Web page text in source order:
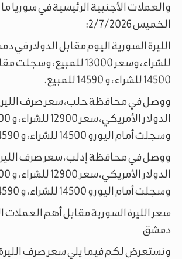
والعملات الأجنبية الرئيسية في سوريا
الخميس 2/7/2026:
للشراء، وسعر 13000 للمبيع،
14500 للشراء، و 14590 للمبيع.
ووصل في محافظة حلب، سعر صرف
وسجلت أمام اليورو 14500 للشراء، و 14590 للمبيع.
ووصل في محافظة إدلب، سعر صرف
وسجلت أمام اليورو 14500 للشراء، و 14590 للمبيع.
سعر الليرة السورية مقابل أهم العملات
دمشق
ونستعرض لكم فيما يلي سعر صرف